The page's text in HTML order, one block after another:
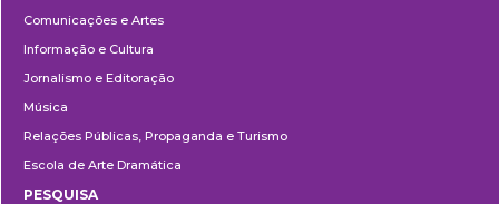
Comunicações e Artes
Informação e Cultura
Jornalismo e Editoração
Música
Relações Públicas, Propaganda e Turismo
Escola de Arte Dramática
PESQUISA